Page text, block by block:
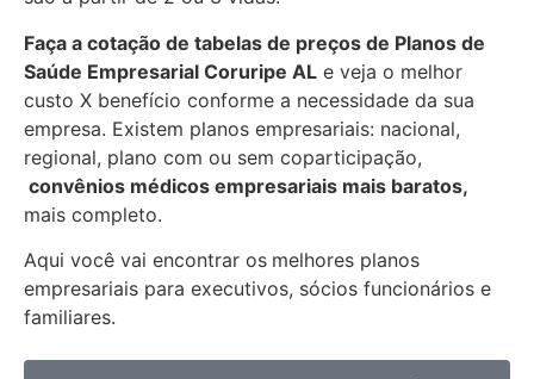
Faça a cotação de tabelas de preços de Planos de
Saúde Empresarial Coruripe AL e veja o melhor
custo X benefício conforme a necessidade da sua
empresa. Existem planos empresariais: nacional,
regional, plano com ou sem coparticipação,
convênios médicos empresariais mais baratos,
mais completo.
Aqui você vai encontrar os melhores planos
empresariais para executivos, sócios funcionários e
familiares.